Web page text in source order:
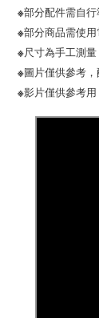
※部分配件需自
※部分商品需使
※尺寸為手工測
※圖片僅供參考
※影片僅供參考